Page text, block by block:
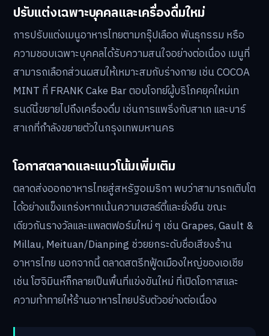
ปรับแต่งเฉพาะบุคคลและเครื่องดื่มใหม่
การปรับแต่งเมนูอาหารไทยตามกรุ๊ปเลือด พันธุกรรม หรือ
ความชอบเฉพาะบุคคลได้รับความสนใจอย่างต่อเนื่อง เมนูที่
สามารถเลือกส่วนผสมให้เหมาะสมกับร่างกาย เช่น COCOA
MINT ที่ FRANK Cake Bar ตอบโจทย์ผู้บริโภคยุคใหม่เท
รนด์นี้ขยายไปถึงเครื่องดื่ม เช่นการแพริ่งกับสาเก และบาร์
สาเกที่กำลังขยายตัวในกรุงเทพมหานคร
โอกาสตลาดและแนวโน้มเพิ่มเติม
ตลาดส่งออกอาหารไทยสู่สหรัฐอเมริกา พบว่าสามารถเติบโต
ได้อย่างแข็งแกร่งหากเน้นความเฮลธ์ตี้และยั่งยืน ขณะ
เดียวกันรางวัลและแพลตฟอร์มใหม่ ๆ เช่น Grapes, Gault &
Millau, Meituan/Dianping ช่วยยกระดับชื่อเสียงร้าน
อาหารไทย นอกจากนี้ ตลาดสตรีทฟู้ดเมืองใหญ่ของเอเชีย
เช่น โฮจิมินห์ก็กลายเป็นพื้นที่แข่งขันใหม่ ที่เปิดโอกาสและ
ความท้าทายให้ร้านอาหารไทยปรับตัวอย่างต่อเนื่อง